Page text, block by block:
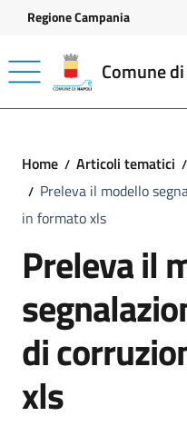
Vai ai contenuti
Vai al footer
Regione Campania
Comune
Home Articoli tematici
Preleva il modello
in formato xls
Preleva il
di
xls